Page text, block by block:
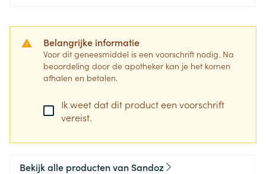
Belangrijke informatie
Voor dit geneesmiddel is een voorschrift nodig. Na
beoordeling door de apotheker kan je het komen
afhalen en betalen.
Ik weet dat dit product een voorschrift
vereist.
Bekijk alle producten van Sandoz